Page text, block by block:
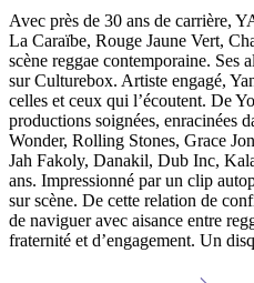
Avec près de 30 ans de carrière,
La Caraïbe, Rouge Jaune Vert,
scène reggae contemporaine.
sur Culturebox. Artiste engagé,
celles et ceux qui l’écoutent. De
productions soignées, enracinées
Wonder, Rolling Stones, Grace
Jah Fakoly, Danakil, Dub Inc,
ans. Impressionné par un clip
sur scène. De cette relation de
de naviguer avec aisance entre
fraternité et d’engagement. Un